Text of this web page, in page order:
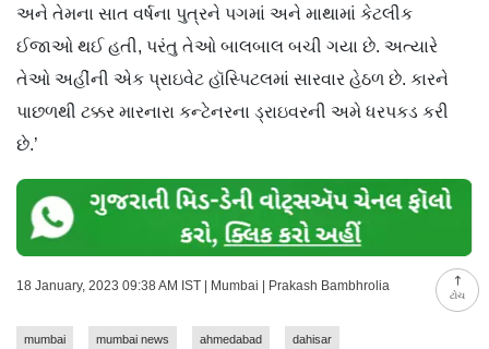
ટોચ
અને તેમના સાત વર્ષના પુત્રને પગમાં અને માથામાં કેટલીક
ઈજાઓ થઈ હતી, પરંતુ તેઓ બાલબાલ બચી ગયા છે. અત્યારે
તેઓ અહીંની એક પ્રાઇવેટ હૉસ્પિટલમાં સારવાર હેઠળ છે. કારને
પાછળથી ટક્કર મારનારા કન્ટેનરના ડ્રાઇવરની અમે ધરપકડ કરી
છે.’
18 January, 2023 09:38 AM IST | Mumbai | Prakash Bambhrolia
mumbai mumbai news ahmedabad dahisar